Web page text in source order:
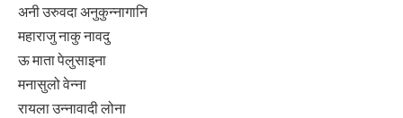
अनी उरुवदा अनुकुन्नागानि
महाराजु नाकु नावदु
ऊ माता पेलुसाइना
मनासुलो वेन्ना
रायला उन्नावादी लोना